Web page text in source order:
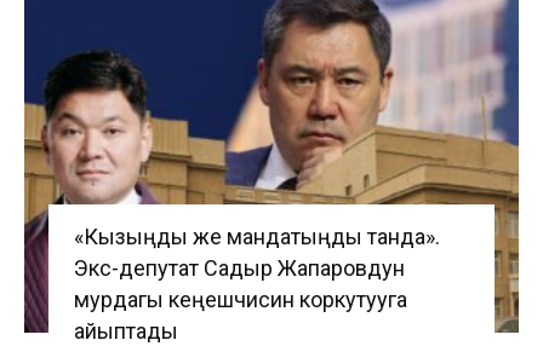
«Кызыңды же мандатыңды танда».
Экс-депутат Садыр Жапаровдун
мурдагы кеңешчисин коркутууга
айыптады